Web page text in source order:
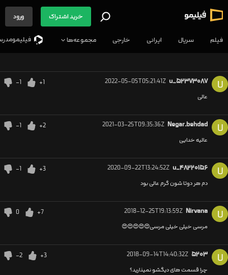
فیلم سریال ایرانی خارجی مجموعه‌ها
خرید اشتراک ورود
U u_۵۲۳۷۳۰۸۷ 2022-05-05T05:21:41Z
+1
-1
عالی
U
Negar.behdad
2021-03-25T09:35:36Z
+2
-1
عالیه خدایی
U u_۴۸۲۲۰۱۵۶ 2020-09-22T13:24:52Z
+3
-1
دم هر دوتا شون گرم عالی بود
U
Nirvana
2018-12-25T19:13:59Z
+7
0
مرسی خیلی خیلی مرسی😍😍😍😍😍
U ۵۲۰۳ 2018-09-14T14:40:32Z
+3
-2
چرا قسمت های دیگشو نمیذارید؟